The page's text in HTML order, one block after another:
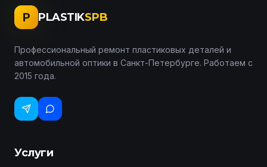
P PLASTIKSPB
Профессиональный ремонт пластиковых деталей и
автомобильной оптики в Санкт-Петербурге. Работаем с
2015 года.
Услуги